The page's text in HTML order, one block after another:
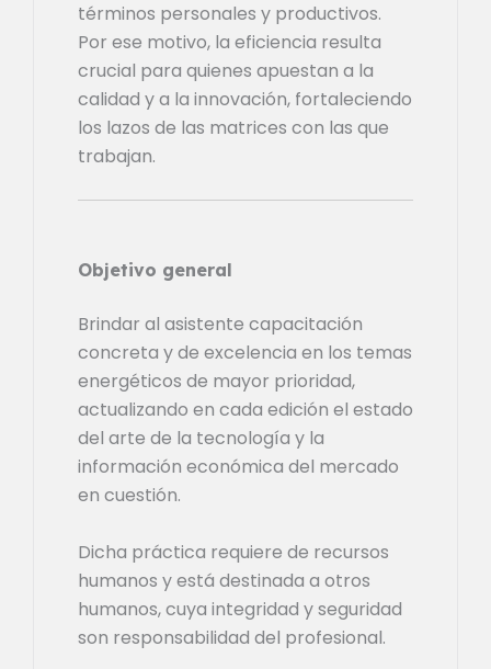
términos personales y productivos.
Por ese motivo, la eficiencia resulta
crucial para quienes apuestan a la
calidad y a la innovación, fortaleciendo
los lazos de las matrices con las que
trabajan.
Objetivo general
Brindar al asistente capacitación
concreta y de excelencia en los temas
energéticos de mayor prioridad,
actualizando en cada edición el estado
del arte de la tecnología y la
información económica del mercado
en cuestión.
Dicha práctica requiere de recursos
humanos y está destinada a otros
humanos, cuya integridad y seguridad
son responsabilidad del profesional.